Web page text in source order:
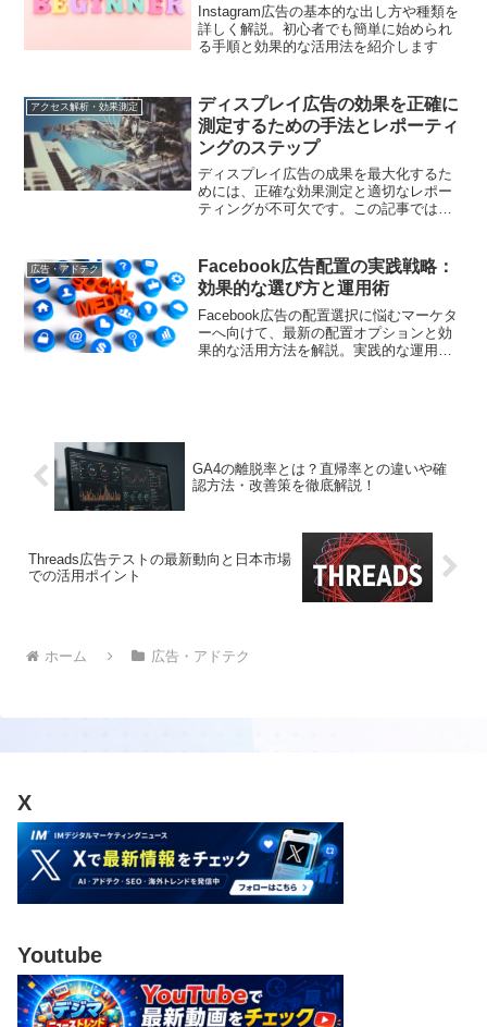
Instagram広告の基本的な出し方や種類を
詳しく解説。初心者でも簡単に始められ
る手順と効果的な活用法を紹介します
アクセス解析・効果測定
ディスプレイ広告の効果を正確に
測定するための手法とレポーティ
ングのステップ
ディスプレイ広告の成果を最大化するた
めには、正確な効果測定と適切なレポー
ティングが不可欠です。この記事では、
改善につなげるためのレポーティング手
法に焦点を当てます。成功の鍵となるデ
ータ解析のスキルや重要な指標を押さ
え、クリエイティブやターゲティングの
最適化に活かす方法についても解説しま
す。
広告・アドテク
Facebook広告配置の実践戦略：
効果的な選び方と運用術
Facebook広告の配置選択に悩むマーケタ
ーへ向けて、最新の配置オプションと効
果的な活用方法を解説。実践的な運用の
GA4の離脱率とは？直帰率との違いや確
認方法・改善策を徹底解説！
Threads広告テストの最新動向と日本市場
での活用ポイント
ホーム 広告・アドテク
X
Youtube